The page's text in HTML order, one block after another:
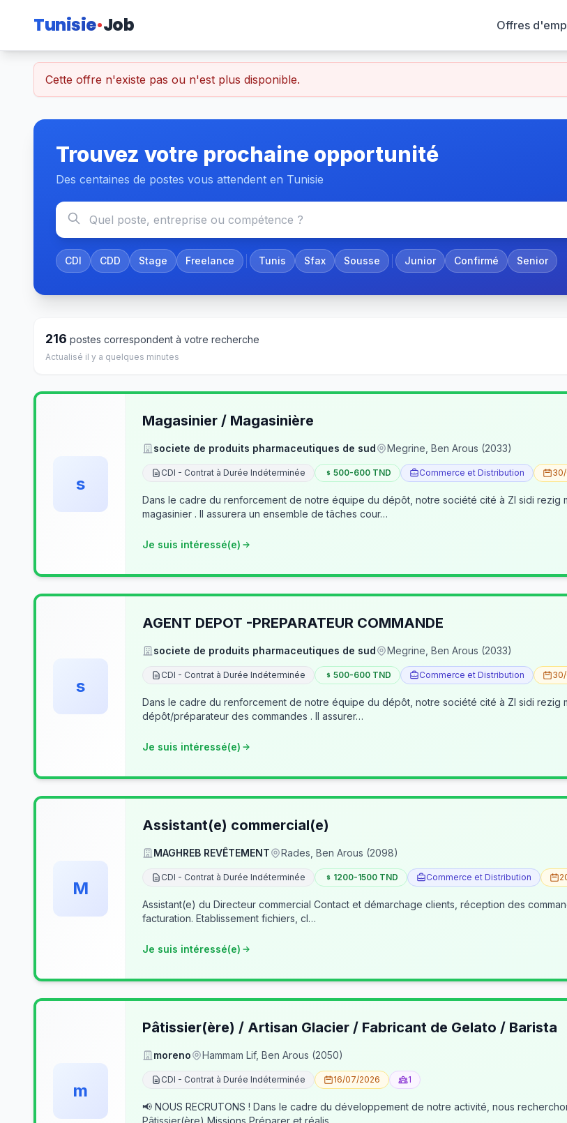
Tunisie Job Offres
Cette offre n'existe pas ou n'est plus disponible.
Trouvez votre prochaine opportunité
Des centaines de postes vous attendent en Tunisie
CDI CDD Stage Freelance Tunis Sfax Sousse Junior Confirmé Senior
216 postes correspondent à votre recherche
Actualisé il y a quelques minutes
s
Magasinier / Magasinière
societe de produits pharmaceutiques de sud Megrine, Ben Arous (2033)
CDI - Contrat à Durée Indéterminée 500-600 TND Commerce et Distribution
Dans le cadre du renforcement de notre équipe du dépôt, notre société cité à ZI sidi
magasinier . Il assurera un ensemble de tâches cour…
Je suis intéressé(e)
s
AGENT DEPOT -PREPARATEUR COMMANDE
societe de produits pharmaceutiques de sud Megrine, Ben Arous (2033)
CDI - Contrat à Durée Indéterminée 500-600 TND Commerce et Distribution
Dans le cadre du renforcement de notre équipe du dépôt, notre société cité à ZI sidi rezig megrine recrute des jeunes pour
dépôt/préparateur des commandes . Il assurer…
Je suis intéressé(e)
M
Assistant(e) commercial(e)
MAGHREB REVÊTEMENT Rades, Ben Arous (2098)
CDI - Contrat à Durée Indéterminée 1200-1500 TND Commerce et Distribution
Assistant(e) du Directeur commercial Contact et démarchage clients, réception des
facturation. Etablissement fichiers, cl…
Je suis intéressé(e)
m
Pâtissier(ère) / Artisan Glacier / Fabricant de Gelato / Barista
moreno Hammam Lif, Ben Arous (2050)
CDI - Contrat à Durée Indéterminée 16/07/2026 1
📢 NOUS RECRUTONS ! Dans le cadre du développement de notre activité, nous recherchons des professionnels passionnés pour rejoindre notre équipe. 👨‍🍳
Pâtissier(ère) Missions Préparer et réalis…